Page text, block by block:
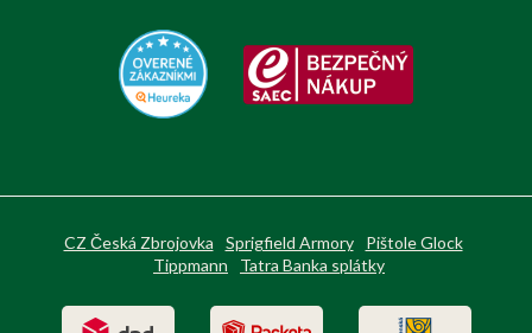
CZ Česká Zbrojovka Sprigfield Armory
Pištole Glock
Tippmann
Tatra Banka splátky